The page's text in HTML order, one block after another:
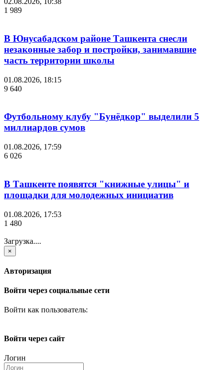
1 989
В Юнусабадском районе Ташкента снесли
незаконные забор и постройки, занимавшие
часть территории школы
01.08.2026, 18:15
9 640
Футбольному клубу "Бунёдкор" выделили 5
миллиардов сумов
01.08.2026, 17:59
6 026
В Ташкенте появятся "книжные улицы" и
площадки для молодежных инициатив
01.08.2026, 17:53
1 480
Загрузка....
×
Авторизация
Войти через социальные сети
Войти как пользователь:
Войти через сайт
Логин